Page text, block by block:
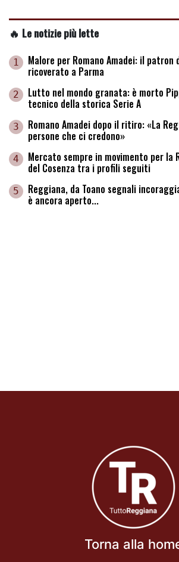
🔥 Le notizie più lette
1 Malore per Romano Amadei: il patron
ricoverato a Parma
2 Lutto nel mondo granata: è morto
tecnico della storica Serie A
3 Romano Amadei dopo il ritiro: «La
persone che ci credono»
4 Mercato sempre in movimento per la
del Cosenza tra i profili seguiti
5 Reggiana, da Toano segnali
è ancora aperto...
Torna alla